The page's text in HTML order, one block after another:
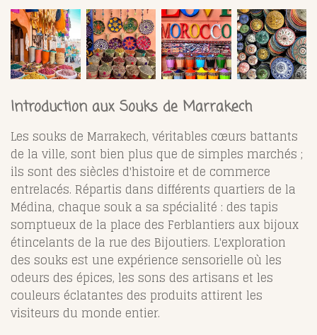
Introduction aux Souks de Marrakech
Les souks de Marrakech, véritables cœurs battants
de la ville, sont bien plus que de simples marchés ;
ils sont des siècles d'histoire et de commerce
entrelacés. Répartis dans différents quartiers de la
Médina, chaque souk a sa spécialité : des tapis
somptueux de la place des Ferblantiers aux bijoux
étincelants de la rue des Bijoutiers. L'exploration
des souks est une expérience sensorielle où les
odeurs des épices, les sons des artisans et les
couleurs éclatantes des produits attirent les
visiteurs du monde entier.